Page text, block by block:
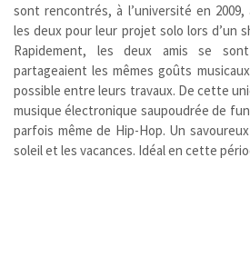
sont rencontrés, à l’université en
les deux pour leur projet solo lors d’un
Rapidement, les deux amis se
partageaient les mêmes goûts
possible entre leurs travaux. De cette
musique électronique saupoudrée de
parfois même de Hip-Hop. Un
soleil et les vacances. Idéal en cette